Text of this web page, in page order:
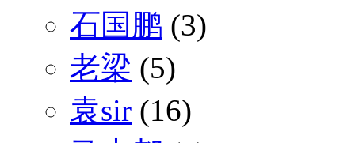
石国鹏 (3)
老梁 (5)
袁sir (16)